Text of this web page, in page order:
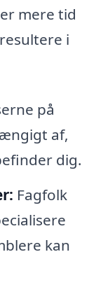
mere tid
i
på
af,
dig.
Fagfolk
kan